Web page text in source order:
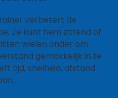
verbetert de
Je kunt hem zittend of
wielen onder om
gemakkelijk in te
tijd, snelheid, afstand